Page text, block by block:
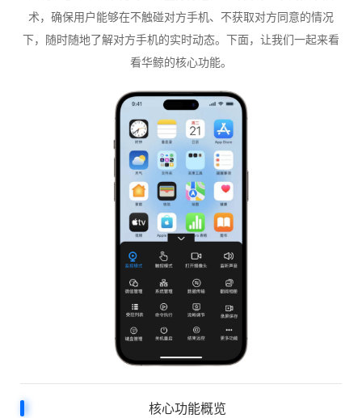
术，确保用户能够在不触碰对方手机、不获取对方同意的情况
下，随时随地了解对方手机的实时动态。下面，让我们一起来看
看华鲸的核心功能。
核心功能概览